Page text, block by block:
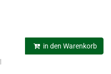
in den Warenkorb